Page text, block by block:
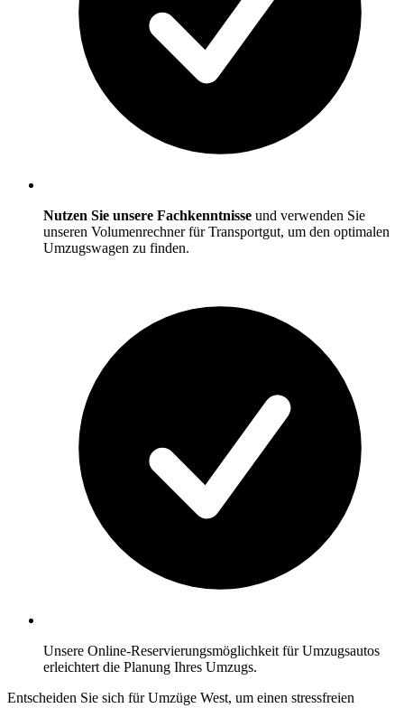
Nutzen Sie unsere Fachkenntnisse und verwenden Sie
unseren Volumenrechner für Transportgut, um den optimalen
Umzugswagen zu finden.
Unsere Online-Reservierungsmöglichkeit für Umzugsautos
erleichtert die Planung Ihres Umzugs.
Entscheiden Sie sich für Umzüge West, um einen stressfreien